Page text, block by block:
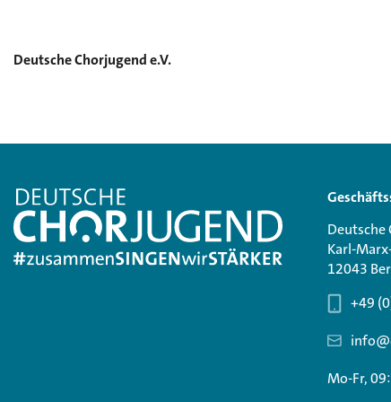
Deutsche Chorjugend e.V.
Deutsche
Karl-
12043
+49
Mo-Fr,